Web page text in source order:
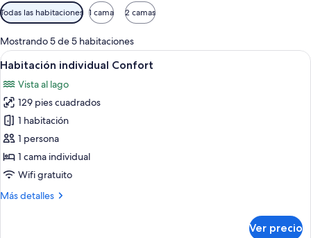
Filtros
disponibles
para
las
habitaciones
Todas las habitaciones 1 cama 2 camas
Mostrando 5 de 5 habitaciones
Abrir
todas
las
fotos
de
Habitación
individual
Confort
Un dormitorio con cama, una silla,
2
Habitación individual Confort
Vista al lago
129 pies cuadrados
1 habitación
1 persona
1 cama individual
Wifi gratuito
Más detalles
Más
Ver precio